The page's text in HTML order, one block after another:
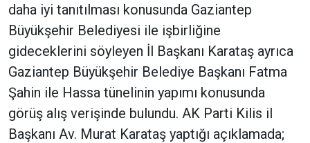
daha iyi tanıtılması konusunda Gaziantep
Büyükşehir Belediyesi ile işbirliğine
gideceklerini söyleyen İl Başkanı Karataş ayrıca
Gaziantep Büyükşehir Belediye Başkanı Fatma
Şahin ile Hassa tünelinin yapımı konusunda
görüş alış verişinde bulundu. AK Parti Kilis il
Başkanı Av. Murat Karataş yaptığı açıklamada;